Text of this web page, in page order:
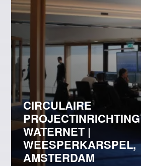
CIRCULAIRE
PROJECTINRICHTING
WATERNET |
WEESPERKARSPEL,
AMSTERDAM